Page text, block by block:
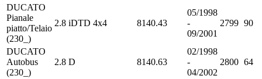
DUCATO
Pianale
piatto/Telaio
(230_)
2.8 iDTD 4x4 8140.43
05/1998
-
09/2001
2799 90
DUCATO
Autobus
(230_)
2.8 D 8140.63
02/1998
-
04/2002
2800 64